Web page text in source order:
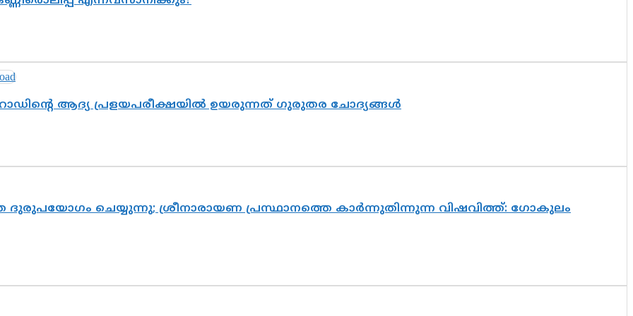
ആദ്യ പ്രളയപരീക്ഷയിൽ ഉയരുന്നത് ഗുരുതര ചോദ്യങ്ങൾ
ദുരുപയോഗം ചെയ്യുന്നു; ശ്രീനാരായണ പ്രസ്ഥാനത്തെ കാർന്നുതിന്നുന്ന വിഷവിത്ത്: ഗോകുലം